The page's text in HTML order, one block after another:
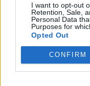
I want to opt-out
Retention, Sale,
Personal Data
Purposes for
Opted Out
CONFIRM
Βανς: Οι Ιρανοί
6 Αυγούστου,